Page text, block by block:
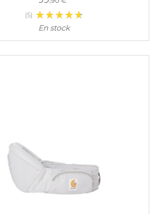
(5)
En stock